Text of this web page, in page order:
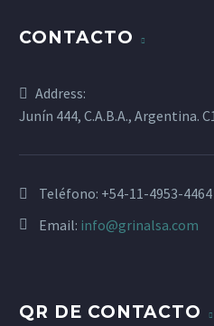
CONTACTO
Address:
Junín 444, C.A.B.A., Argentina.
Teléfono: +54-11-4953-
Email: info@grinalsa.com
QR DE CONTACTO